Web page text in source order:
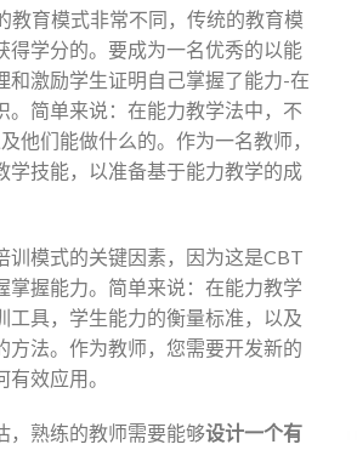
教育模式非常不同，传统的教育模
得学分的。要成为一名优秀的以能
和激励学生证明自己掌握了能力-在
。简单来说：在能力教学法中，不
他们能做什么的。作为一名教师，
学技能，以准备基于能力教学的成
训模式的关键因素，因为这是CBT
握能力。简单来说：在能力教学
工具，学生能力的衡量标准，以及
法。作为教师，您需要开发新的
效应用。
，熟练的教师需要能够设计一个有